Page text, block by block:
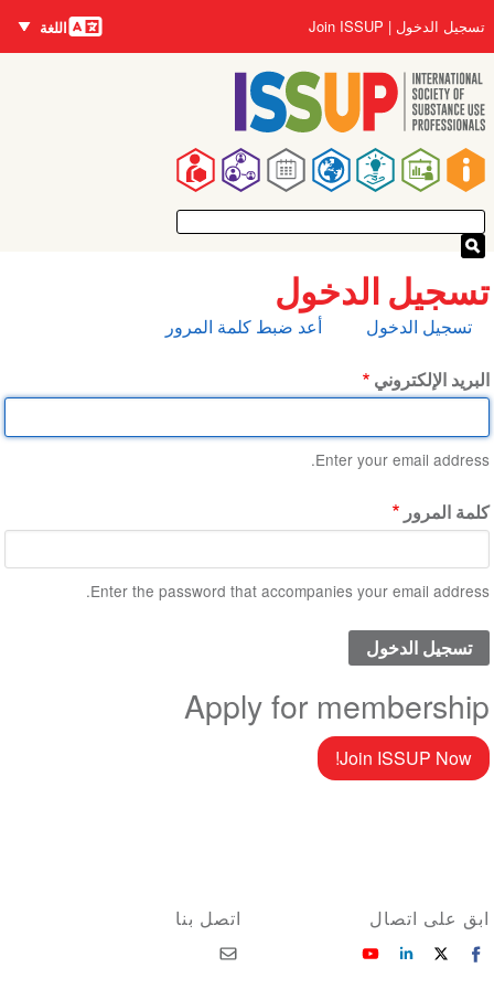
إلى
المحتوى
الرئيسي
Main
navigation
User
account
menu
تسجيل الدخول Join ISSUP اللغات
اللغة
تسجيل الدخول
التبويبات
الأساسية
تسجيل الدخول أعد ضبط كلمة المرور
البريد الإلكتروني
Enter your email address.
كلمة المرور
Enter the password that accompanies your email address.
Apply for membership
Join ISSUP Now!
اتصل بنا ابق على اتصال